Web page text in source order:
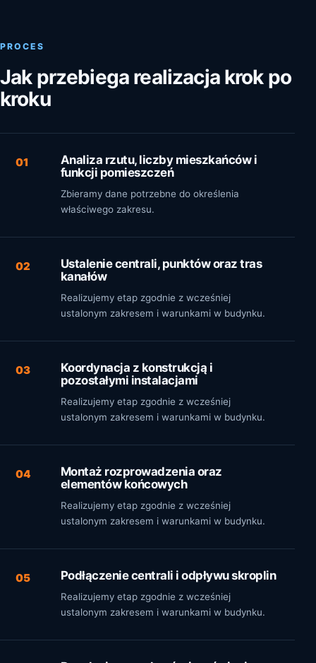
PROCES
Jak przebiega realizacja krok po
kroku
01
Analiza rzutu, liczby mieszkańców i
funkcji pomieszczeń
Zbieramy dane potrzebne do określenia
właściwego zakresu.
02
Ustalenie centrali, punktów oraz tras
kanałów
Realizujemy etap zgodnie z wcześniej
ustalonym zakresem i warunkami w budynku.
03
Koordynacja z konstrukcją i
pozostałymi instalacjami
Realizujemy etap zgodnie z wcześniej
ustalonym zakresem i warunkami w budynku.
04
Montaż rozprowadzenia oraz
elementów końcowych
Realizujemy etap zgodnie z wcześniej
ustalonym zakresem i warunkami w budynku.
05 Podłączenie centrali i odpływu skroplin
Realizujemy etap zgodnie z wcześniej
ustalonym zakresem i warunkami w budynku.